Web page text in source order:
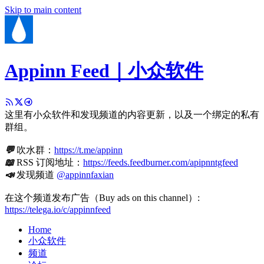
Skip to main content
Appinn Feed｜小众软件
这里有小众软件和发现频道的内容更新，以及一个绑定的私有
群组。
💬吹水群： https://t.me/appinn
📖RSS 订阅地址： https://feeds.feedburner.com/apipnntgfeed
📣发现频道 @appinnfaxian
在这个频道发布广告（Buy ads on this channel）:
https://telega.io/c/appinnfeed
Home
小众软件
频道